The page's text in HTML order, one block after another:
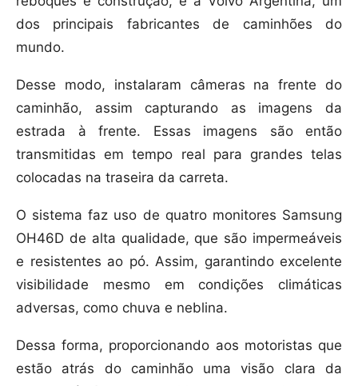
dos principais fabricantes de caminhões do
mundo.
Desse modo, instalaram câmeras na frente do
caminhão, assim capturando as imagens da
estrada à frente. Essas imagens são então
transmitidas em tempo real para grandes telas
colocadas na traseira da carreta.
O sistema faz uso de quatro monitores Samsung
OH46D de alta qualidade, que são impermeáveis
e resistentes ao pó. Assim, garantindo excelente
visibilidade mesmo em condições climáticas
adversas, como chuva e neblina.
Dessa forma, proporcionando aos motoristas que
estão atrás do caminhão uma visão clara da